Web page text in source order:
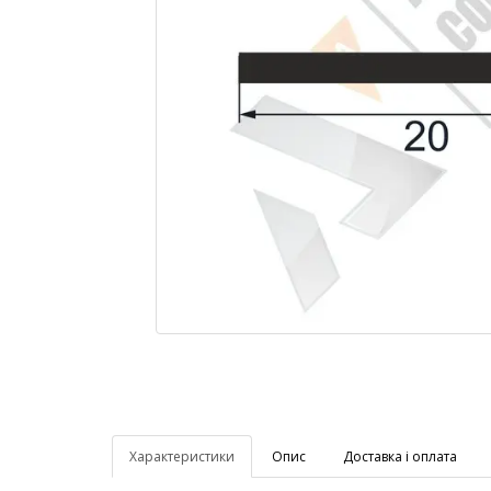
Характеристики
Опис Доставка і оплата